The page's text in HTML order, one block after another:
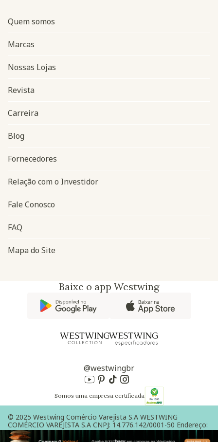
Navegação do rodapé
Quem somos
Marcas
Nossas Lojas
Revista
Carreira
Blog
Fornecedores
Relação com o Investidor
Fale Conosco
FAQ
Mapa do Site
Baixe o app Westwing
@westwingbr
Somos uma empresa certificada
© 2025 Westwing Comércio Varejista S.A WESTWING
COMÉRCIO VAREJISTA S.A CNPJ: 14.776.142/0001-50 Endereço:
Av. Queiroz Filho, 1700 - Torre A 5° andar - Vila Hamburguesa -